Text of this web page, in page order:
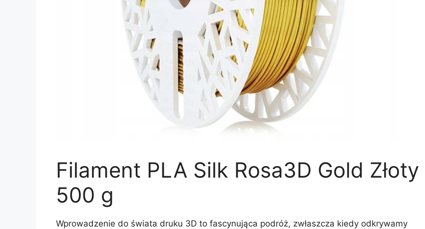
Filament PLA Silk Rosa3D Gold Złoty
500 g
Wprowadzenie do świata druku 3D to fascynująca podróż, zwłaszcza kiedy odkrywamy